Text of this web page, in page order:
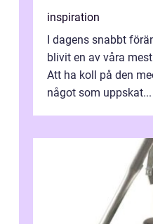
inspiration
I dagens snabbt
blivit en av våra
Att ha koll på den
något som uppskat...